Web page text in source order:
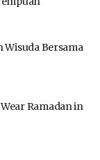
Wisuda Bersama
Ramadan in